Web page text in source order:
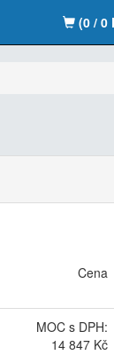
(0 / 0
Cena
MOC s DPH:
14 847 Kč